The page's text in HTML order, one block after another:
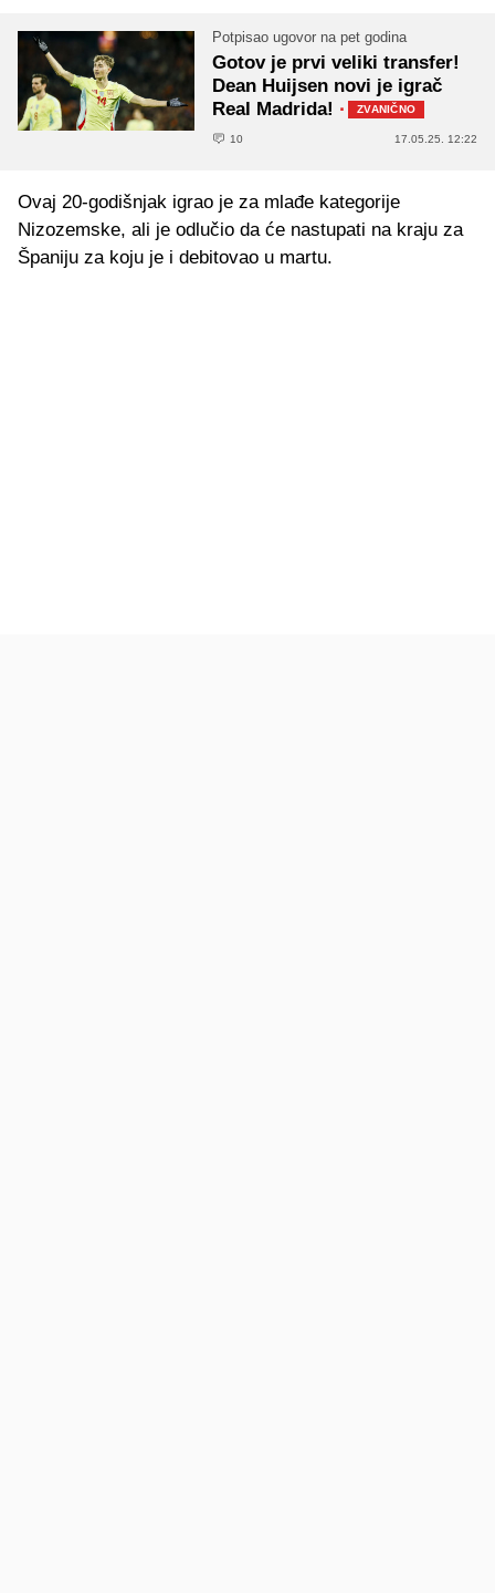
Potpisao ugovor na pet godina
Gotov je prvi veliki transfer!
Dean Huijsen novi je igrač
Real Madrida! · ZVANIČNO
10 17.05.25. 12:22
Ovaj 20-godišnjak igrao je za mlađe kategorije
Nizozemske, ali je odlučio da će nastupati na kraju za
Španiju za koju je i debitovao u martu.